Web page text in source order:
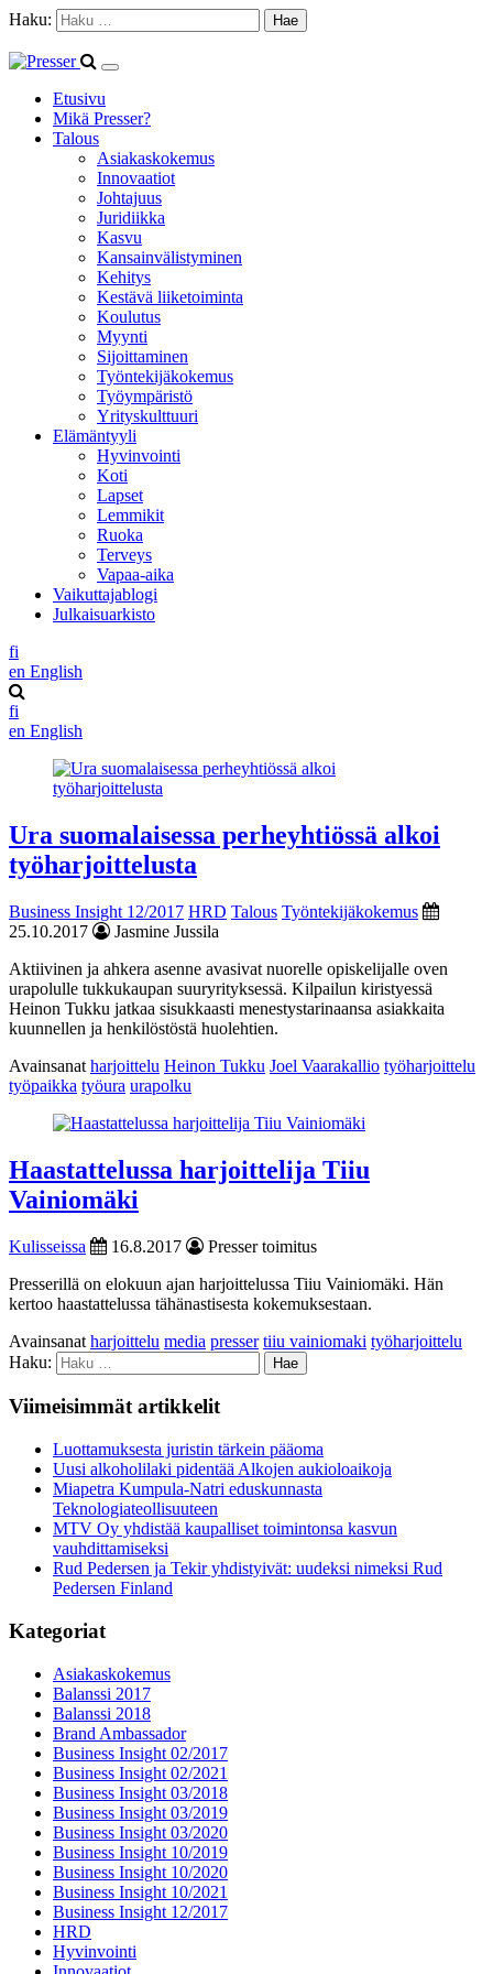
Haku:
Etusivu
Mikä Presser?
Talous
Asiakaskokemus
Innovaatiot
Johtajuus
Juridiikka
Kasvu
Kansainvälistyminen
Kehitys
Kestävä liiketoiminta
Koulutus
Myynti
Sijoittaminen
Työntekijäkokemus
Työympäristö
Yrityskulttuuri
Elämäntyyli
Hyvinvointi
Koti
Lapset
Lemmikit
Ruoka
Terveys
Vapaa-aika
Vaikuttajablogi
Julkaisuarkisto
fi
en English
fi
en English
Ura suomalaisessa perheyhtiössä alkoi
työharjoittelusta
Business Insight 12/2017 HRD Talous Työntekijäkokemus
25.10.2017
Jasmine Jussila
Aktiivinen ja ahkera asenne avasivat nuorelle opiskelijalle oven
urapolulle tukkukaupan suuryrityksessä. Kilpailun kiristyessä
Heinon Tukku jatkaa sisukkaasti menestystarinaansa asiakkaita
kuunnellen ja henkilöstöstä huolehtien.
Avainsanat harjoittelu Heinon Tukku Joel Vaarakallio työharjoittelu
työpaikka työura urapolku
Haastattelussa harjoittelija Tiiu
Vainiomäki
Kulisseissa 16.8.2017
Presser toimitus
Presserillä on elokuun ajan harjoittelussa Tiiu Vainiomäki. Hän
kertoo haastattelussa tähänastisesta kokemuksestaan.
Avainsanat harjoittelu media presser tiiu vainiomaki työharjoittelu
Haku:
Viimeisimmät artikkelit
Luottamuksesta juristin tärkein pääoma
Uusi alkoholilaki pidentää Alkojen aukioloaikoja
Miapetra Kumpula-Natri eduskunnasta
Teknologiateollisuuteen
MTV Oy yhdistää kaupalliset toimintonsa kasvun
vauhdittamiseksi
Rud Pedersen ja Tekir yhdistyivät: uudeksi nimeksi Rud
Pedersen Finland
Kategoriat
Asiakaskokemus
Balanssi 2017
Balanssi 2018
Brand Ambassador
Business Insight 02/2017
Business Insight 02/2021
Business Insight 03/2018
Business Insight 03/2019
Business Insight 03/2020
Business Insight 10/2019
Business Insight 10/2020
Business Insight 10/2021
Business Insight 12/2017
HRD
Hyvinvointi